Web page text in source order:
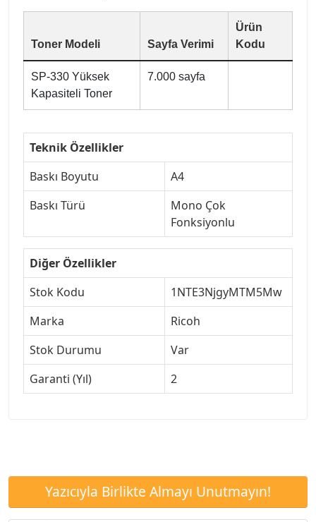
Toner Modeli Sayfa Verimi
Ürün
Kodu
SP-330 Yüksek
Kapasiteli Toner
7.000 sayfa
Teknik Özellikler
Baskı Boyutu
A4
Baskı Türü
Mono Çok
Fonksiyonlu
Diğer Özellikler
Stok Kodu
1NTE3NjgyMTM5Mw
Marka
Ricoh
Stok Durumu
Var
Garanti (Yıl)
2
Yazıcıyla Birlikte Almayı Unutmayın!